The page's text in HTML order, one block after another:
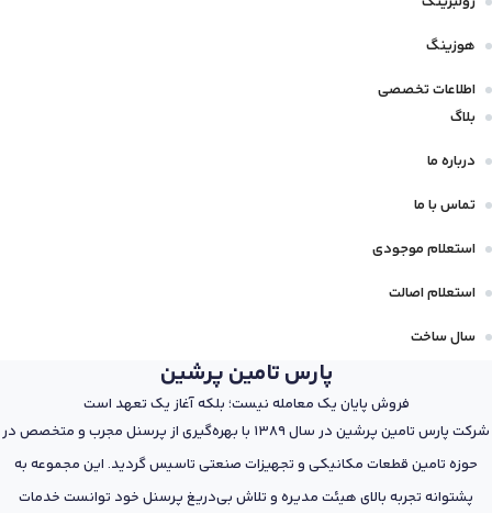
هوزینگ
اطلاعات تخصصی
بلاگ
درباره ما
تماس با ما
استعلام موجودی
استعلام اصالت
سال ساخت
پارس تامین پرشین
فروش پایان یک معامله نیست؛ بلکه آغاز یک تعهد است
شرکت پارس تامین پرشین در سال 1389 با بهره‌گیری از پرسنل مجرب و متخصص در
حوزه تامین قطعات مکانیکی و تجهیزات صنعتی تاسیس گردید. این مجموعه به
پشتوانه تجربه بالای هیئت مدیره و تلاش بی‌دریغ پرسنل خود توانست خدمات